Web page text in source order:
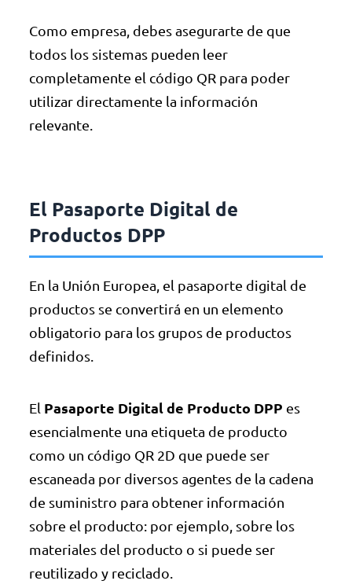
Como empresa, debes asegurarte de que
todos los sistemas pueden leer
completamente el código QR para poder
utilizar directamente la información
relevante.
El Pasaporte Digital de
Productos DPP
En la Unión Europea, el pasaporte digital de
productos se convertirá en un elemento
obligatorio para los grupos de productos
definidos.
El Pasaporte Digital de Producto DPP es
esencialmente una etiqueta de producto
como un código QR 2D que puede ser
escaneada por diversos agentes de la cadena
de suministro para obtener información
sobre el producto: por ejemplo, sobre los
materiales del producto o si puede ser
reutilizado y reciclado.